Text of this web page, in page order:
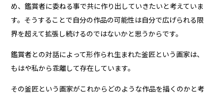
め、鑑賞者に委ねる事で共に作り出していきたいと考えていま
す。そうすることで自分の作品の可能性は自分で広げられる限
界を超えて拡張し続けるのではないかと思うからです。
鑑賞者との対話によって形作られ生まれた釜匠という画家は、
もはや私から乖離して存在しています。
その釜匠という画家がこれからどのような作品を描くのかと考